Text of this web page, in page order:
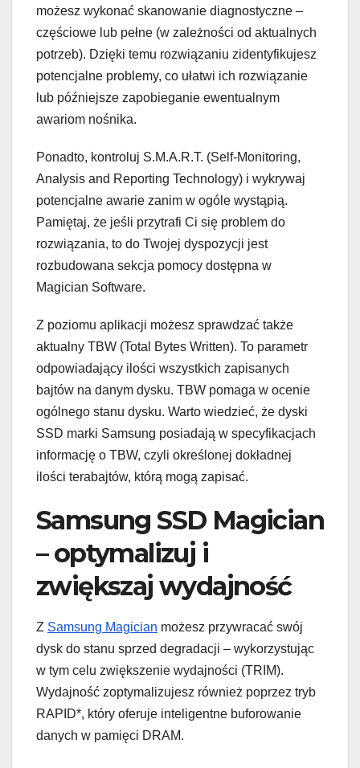
możesz wykonać skanowanie diagnostyczne –
częściowe lub pełne (w zależności od aktualnych
potrzeb). Dzięki temu rozwiązaniu zidentyfikujesz
potencjalne problemy, co ułatwi ich rozwiązanie
lub późniejsze zapobieganie ewentualnym
awariom nośnika.
Ponadto, kontroluj S.M.A.R.T. (Self-Monitoring,
Analysis and Reporting Technology) i wykrywaj
potencjalne awarie zanim w ogóle wystąpią.
Pamiętaj, że jeśli przytrafi Ci się problem do
rozwiązania, to do Twojej dyspozycji jest
rozbudowana sekcja pomocy dostępna w
Magician Software.
Z poziomu aplikacji możesz sprawdzać także
aktualny TBW (Total Bytes Written). To parametr
odpowiadający ilości wszystkich zapisanych
bajtów na danym dysku. TBW pomaga w ocenie
ogólnego stanu dysku. Warto wiedzieć, że dyski
SSD marki Samsung posiadają w specyfikacjach
informację o TBW, czyli określonej dokładnej
ilości terabajtów, którą mogą zapisać.
Samsung SSD Magician
– optymalizuj i
zwiększaj wydajność
Z Samsung Magician możesz przywracać swój
dysk do stanu sprzed degradacji – wykorzystując
w tym celu zwiększenie wydajności (TRIM).
Wydajność zoptymalizujesz również poprzez tryb
RAPID*, który oferuje inteligentne buforowanie
danych w pamięci DRAM.